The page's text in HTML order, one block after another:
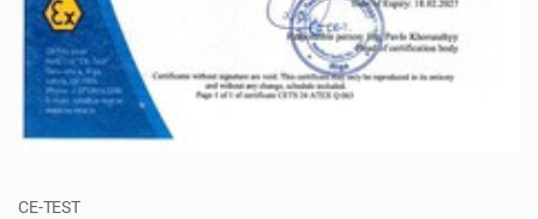
CE-TEST